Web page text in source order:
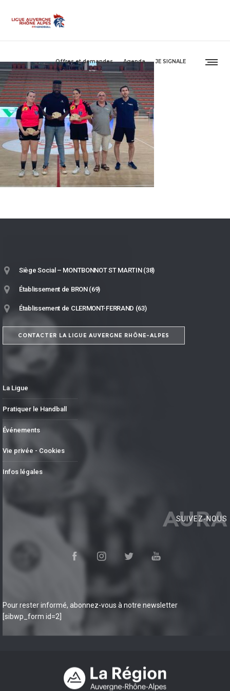
Offres et demandes Agenda JE SIGNALE
Siège Social – MONTBONNOT ST MARTIN (38)
Établissement de BRON (69)
Établissement de CLERMONT-FERRAND (63)
CONTACTER LA LIGUE AUVERGNE RHÔNE-ALPES
La Ligue
Pratiquer le Handball
Événements
Vie privée - Cookies
Infos légales
AURA
SUIVEZ-NOUS
Pour rester informé, abonnez-vous à notre newsletter
[sibwp_form id=2]